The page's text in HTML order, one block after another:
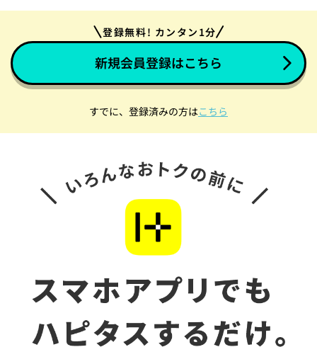
登録無料! カンタン1分
新規会員登録はこちら
すでに、登録済みの方はこちら